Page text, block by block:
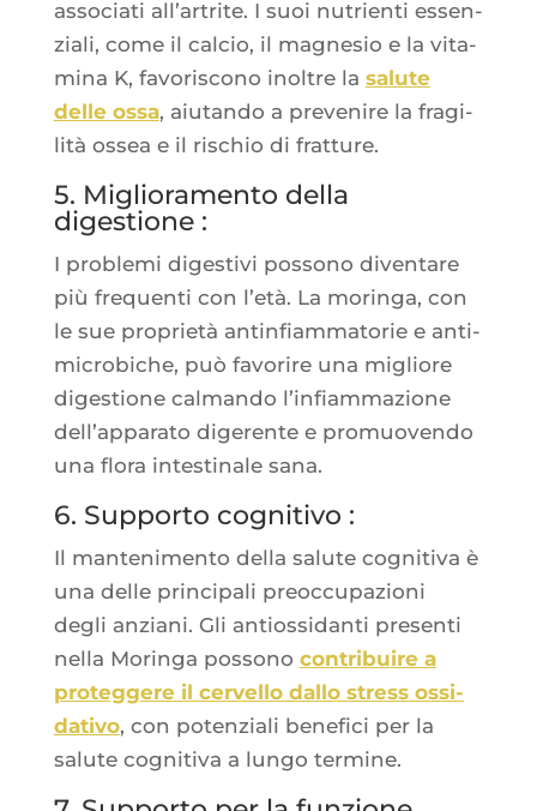
asso­cia­ti all’ar­trite. I suoi nutrien­ti essen­
zia­li, come il cal­cio, il magne­sio e la vita­
mi­na K, favo­ris­co­no inoltre la salute
delle ossa, aiu­tan­do a pre­ve­nire la fra­gi­
li­tà ossea e il ris­chio di fratture.
5. Miglioramento della
digestione :
I pro­ble­mi diges­ti­vi pos­so­no diven­tare
più fre­quen­ti con l’e­tà. La morin­ga, con
le sue pro­prie­tà antin­fiam­ma­to­rie e anti­
mi­cro­biche, può favo­rire una migliore
diges­tione cal­man­do l’in­fiam­ma­zione
dell’ap­pa­ra­to dige­rente e pro­muo­ven­do
una flo­ra intes­ti­nale sana.
6. Supporto cognitivo :
Il man­te­ni­men­to del­la salute cog­ni­ti­va è
una delle prin­ci­pa­li preoc­cu­pa­zio­ni
degli anzia­ni. Gli antios­si­dan­ti pre­sen­ti
nel­la Morin­ga pos­so­no contri­buire a
pro­teg­gere il cer­vel­lo dal­lo stress ossi­
da­ti­vo, con poten­zia­li bene­fi­ci per la
salute cog­ni­ti­va a lun­go termine.